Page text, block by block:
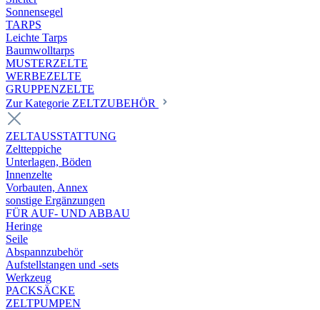
Sonnensegel
TARPS
Leichte Tarps
Baumwolltarps
MUSTERZELTE
WERBEZELTE
GRUPPENZELTE
Zur Kategorie ZELTZUBEHÖR
ZELTAUSSTATTUNG
Zeltteppiche
Unterlagen, Böden
Innenzelte
Vorbauten, Annex
sonstige Ergänzungen
FÜR AUF- UND ABBAU
Heringe
Seile
Abspannzubehör
Aufstellstangen und -sets
Werkzeug
PACKSÄCKE
ZELTPUMPEN